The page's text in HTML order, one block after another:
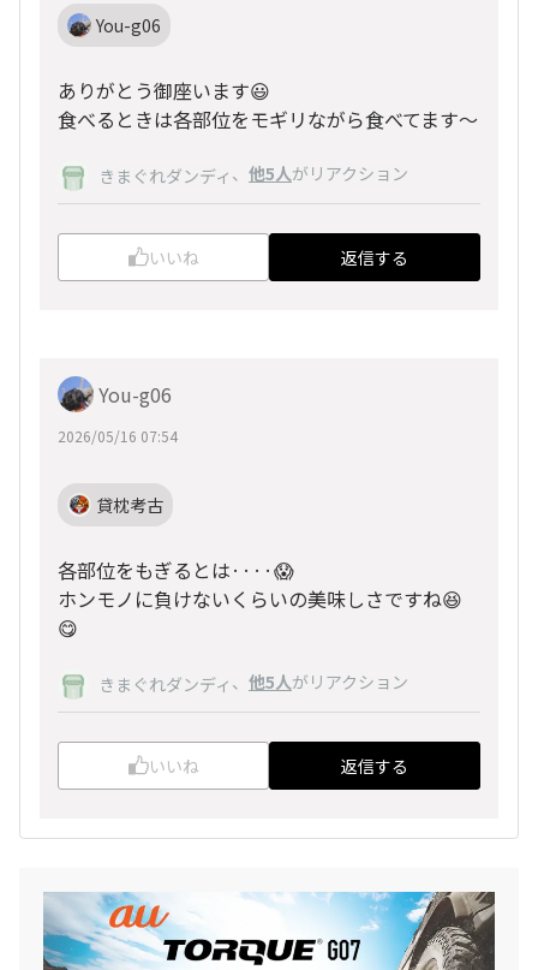
You-g06
ありがとう御座います😃
食べるときは各部位をモギリながら食べてます〜
きまぐれダンディ 、 他5人がリアクション
いいね 返信する
You-g06
2026/05/16 07:54
貸枕考古
各部位をもぎるとは····😱
ホンモノに負けないくらいの美味しさですね😆
😋
きまぐれダンディ 、 他5人がリアクション
いいね 返信する